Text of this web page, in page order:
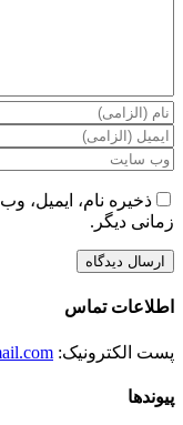
ذخیره نام، ایمیل،
زمانی دیگر.
اطلاعات تماس
پست الکترونیک:
پیوندها